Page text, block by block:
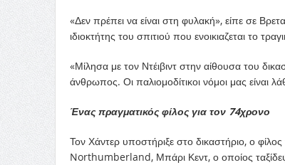
«Δεν πρέπει να είναι στη φυλακή», είπε σε
ιδιοκτήτης του σπιτιού που ενοικιαζεται το
«Μίλησα με τον Ντέιβιντ στην αίθουσα του
άνθρωπος. Οι παλιομοδίτικοι νόμοι μας είναι
Ένας πραγματικός φίλος για τον 74χρονο
Τον Χάντερ υποστήριξε στο δικαστήριο, ο
Northumberland, Μπάρι Κεντ, ο οποίος